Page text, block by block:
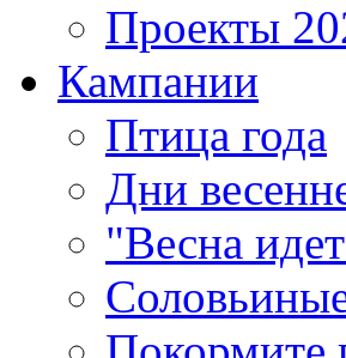
Проекты
Кампании
Птица года
Дни
"Весна